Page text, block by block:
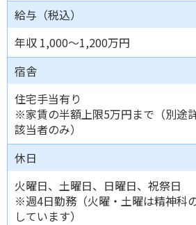
給与（税込）
年収 1,000～1,200万円
宿舎
住宅手当有り
※家賃の半額上限5万円まで（別途
該当者のみ）
休日
火曜日、土曜日、日曜日、祝祭日
※週4日勤務（火曜・土曜は精神科
しています）